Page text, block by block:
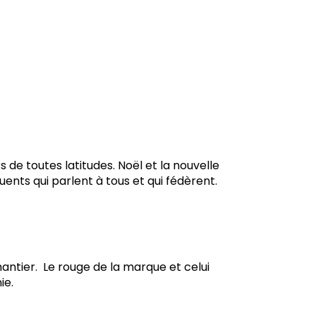
de toutes latitudes. Noël et la nouvelle
qui parlent à tous et qui fédèrent.
Le rouge de la marque et celui